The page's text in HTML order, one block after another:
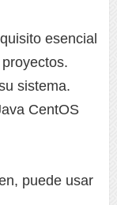
esencial
sistema.
CentOS
puede usar